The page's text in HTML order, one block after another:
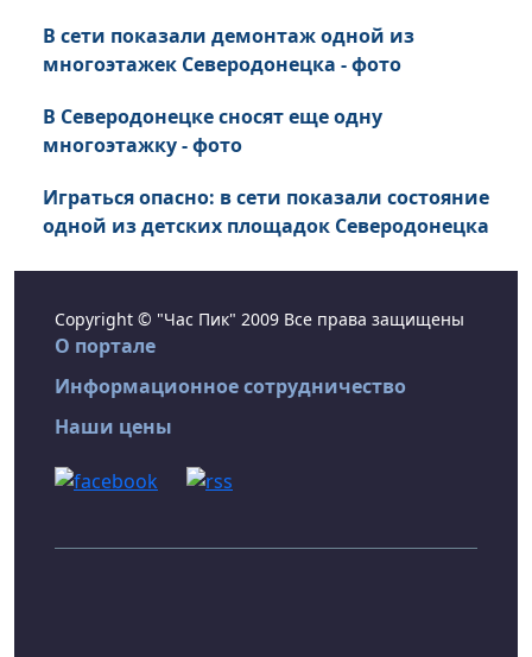
В сети показали демонтаж одной из
многоэтажек Северодонецка - фото
В Северодонецке сносят еще одну
многоэтажку - фото
Играться опасно: в сети показали состояние
одной из детских площадок Северодонецка
Copyright © "Час Пик" 2009 Все права защищены
О портале
Информационное сотрудничество
Наши цены